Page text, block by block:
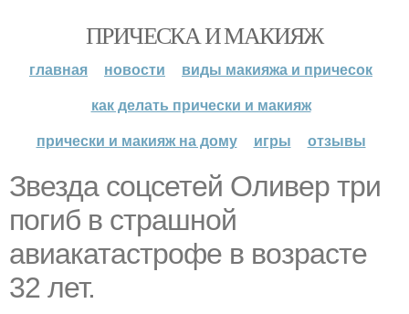
ПРИЧЕСКА И МАКИЯЖ
главная новости
виды макияжа и причесок
как делать прически и макияж
прически и макияж на дому
игры отзывы
Звезда соцсетей Оливер три
погиб в страшной
авиакатастрофе в возрасте
32 лет.